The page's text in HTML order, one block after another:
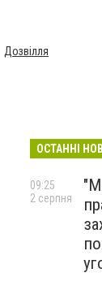
Дозвілля
ОСТАННІ
09:25
2 серпня